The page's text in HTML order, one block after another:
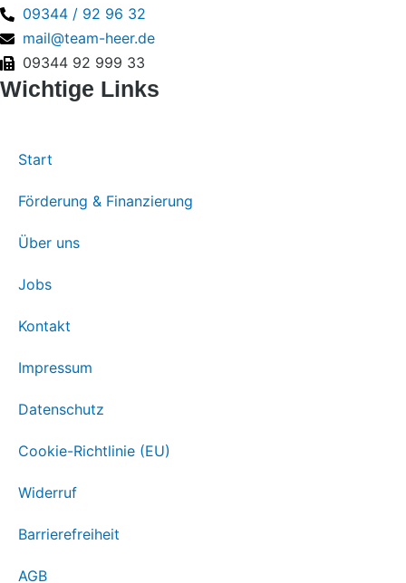
09344 / 92 96 32
mail@team-heer.de
09344 92 999 33
Wichtige Links
Start
Förderung & Finanzierung
Über uns
Jobs
Kontakt
Impressum
Datenschutz
Cookie-Richtlinie (EU)
Widerruf
Barrierefreiheit
AGB